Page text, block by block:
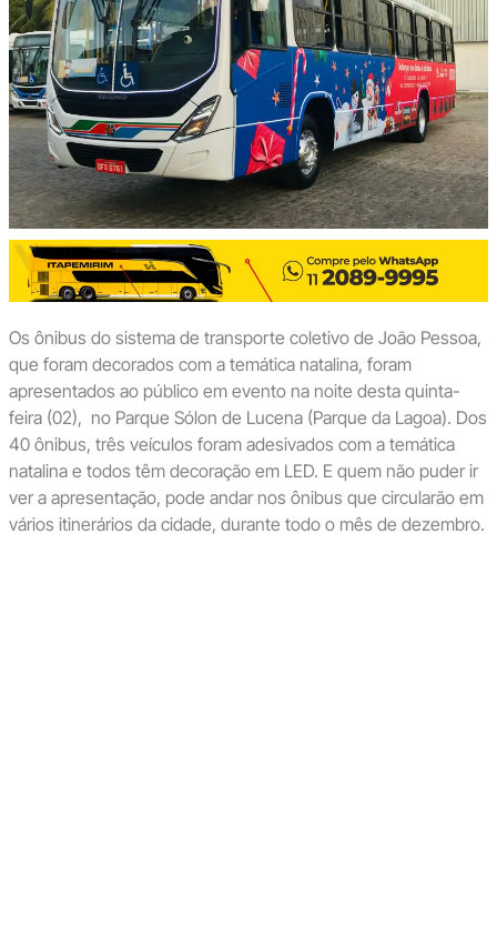
Os ônibus do sistema de transporte coletivo de João Pessoa,
que foram decorados com a temática natalina, foram
apresentados ao público em evento na noite desta quinta-
feira (02), no Parque Sólon de Lucena (Parque da Lagoa). Dos
40 ônibus, três veículos foram adesivados com a temática
natalina e todos têm decoração em LED. E quem não puder ir
ver a apresentação, pode andar nos ônibus que circularão em
vários itinerários da cidade, durante todo o mês de dezembro.